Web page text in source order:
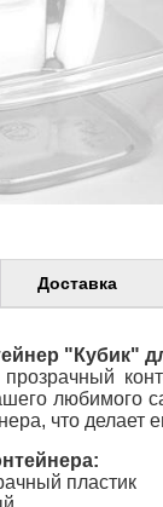
Доставка
"Кубик"
любимого
что
пластик